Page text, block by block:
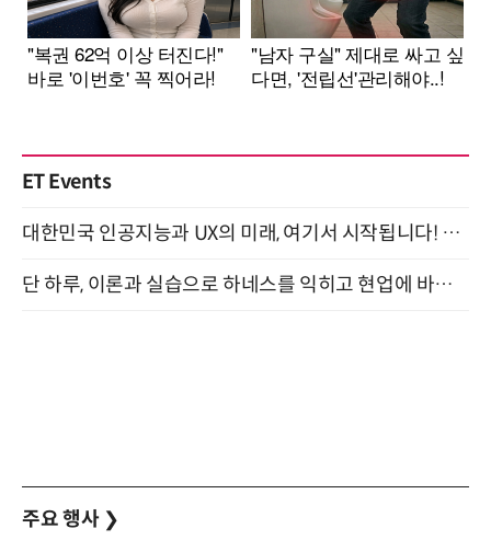
ET Events
대한민국 인공지능과 UX의 미래, 여기서 시작됩니다! UX Korea 2026 - Fall 9월 2일 개최
단 하루, 이론과 실습으로 하네스를 익히고 현업에 바로 쓰는 핸즈온 워크숍 (8/20)
주요 행사 ❯